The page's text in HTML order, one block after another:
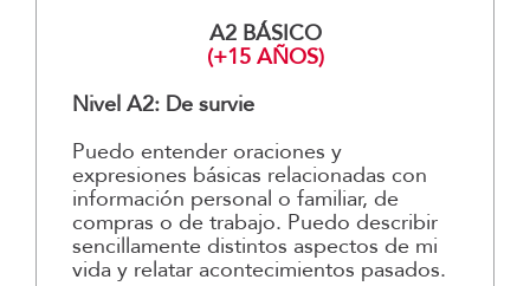
A2 BÁSICO
(+15 AÑOS)
Nivel A2: De survie
Puedo entender oraciones y
expresiones básicas relacionadas con
información personal o familiar, de
compras o de trabajo. Puedo describir
sencillamente distintos aspectos de mi
vida y relatar acontecimientos pasados.